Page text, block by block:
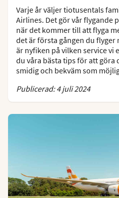
Varje år väljer tiotusentals
Airlines. Det gör vår flygande
när det kommer till att flyga
det är första gången du flyger
är nyfiken på vilken service
du våra bästa tips för att göra
smidig och bekväm som
Publicerad: 4 juli 2024